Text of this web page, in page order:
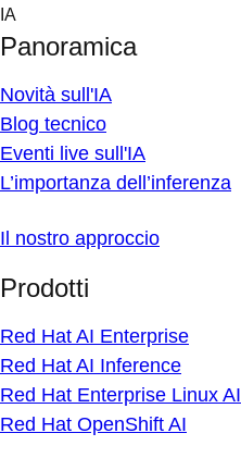
Skip
content
IA
Panoramica
Novità sull'IA
Blog tecnico
Eventi live sull'IA
L’importanza dell’inferenza
Il nostro approccio
Prodotti
Red Hat AI Enterprise
Red Hat AI Inference
Red Hat Enterprise Linux AI
Red Hat OpenShift AI